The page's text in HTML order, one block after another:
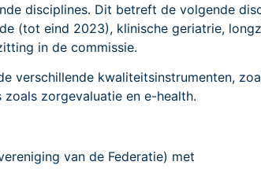
disciplines. Dit betreft de volgende
(tot eind 2023), klinische geriatrie,
in de commissie.
verschillende kwaliteitsinstrumenten,
zorgevaluatie en e-health.
van de Federatie) met